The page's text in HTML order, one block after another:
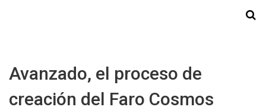
Avanzado, el proceso de
creación del Faro Cosmos